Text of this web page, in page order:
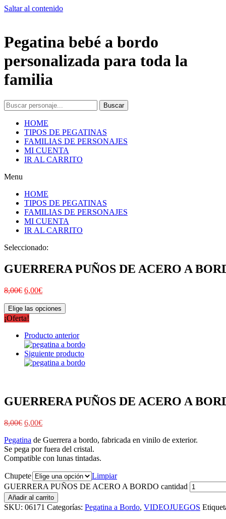
Saltar al contenido
Pegatina bebé a bordo
personalizada para toda la
familia
Buscar
HOME
TIPOS DE PEGATINAS
FAMILIAS DE PERSONAJES
MI CUENTA
IR AL CARRITO
Menu
HOME
TIPOS DE PEGATINAS
FAMILIAS DE PERSONAJES
MI CUENTA
IR AL CARRITO
Seleccionado:
GUERRERA PUÑOS DE ACERO A
8,00€ 6,00€
Elige las opciones
¡Oferta!
Producto anterior
Siguiente producto
GUERRERA PUÑOS DE ACERO A
8,00€ 6,00€
Pegatina de Guerrera a bordo, fabricada en vinilo de exterior.
Se pega por fuera del cristal.
Compatible con lunas tintadas.
Chupete
Limpiar
GUERRERA PUÑOS DE ACERO A BORDO cantidad
Añadir al carrito
SKU: 06171 Categorías: Pegatina a Bordo, VIDEOJUEGOS